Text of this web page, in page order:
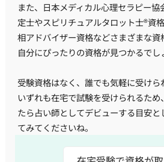
また、日本メディカル心理セラピー
定士やスピリチュアルタロット士®資
相アドバイザー資格などさまざまな資
自分にぴったりの資格が見つかるでし
受験資格はなく、誰でも気軽に受けら
いずれも在宅で試験を受けられるた
たら占い師としてデビューする目安
てみてくださいね。